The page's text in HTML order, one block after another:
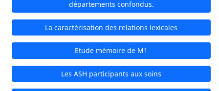
départements confondus.
La caractérisation des relations lexicales
Etude mémoire de M1
Les ASH participants aux soins